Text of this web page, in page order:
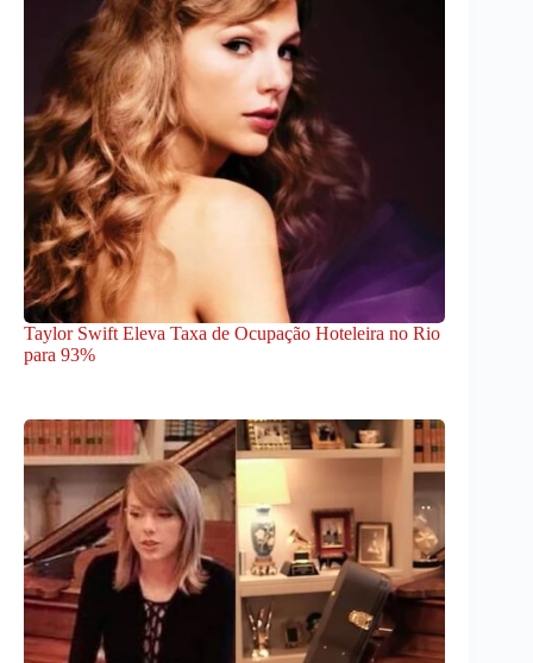
Taylor Swift Eleva Taxa de Ocupação Hoteleira no Rio
para 93%